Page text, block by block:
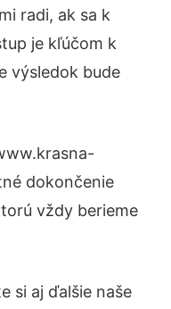
radi, ak sa k
je kľúčom k
výsledok bude
dokončenie
vždy berieme
si aj ďalšie naše